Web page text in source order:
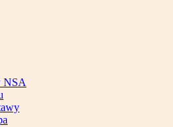
NSA